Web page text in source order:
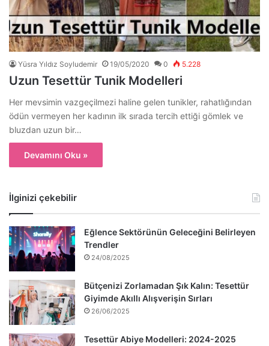
Yüsra Yıldız Soyludemir 19/05/2020 0 5.228
Uzun Tesettür Tunik Modelleri
Her mevsimin vazgeçilmezi haline gelen tunikler, rahatlığından
ödün vermeyen her kadının ilk sırada tercih ettiği gömlek ve
bluzdan uzun bir…
Devamını Oku »
İlginizi çekebilir
Eğlence Sektörünün Geleceğini Belirleyen
Trendler
24/08/2025
Bütçenizi Zorlamadan Şık Kalın: Tesettür
Giyimde Akıllı Alışverişin Sırları
26/06/2025
Tesettür Abiye Modelleri: 2024-2025